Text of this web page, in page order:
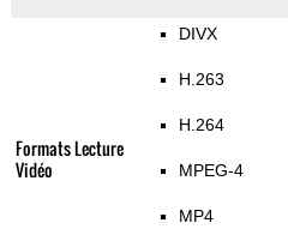
Formats Lecture
Vidéo
DIVX
H.263
H.264
MPEG-4
MP4